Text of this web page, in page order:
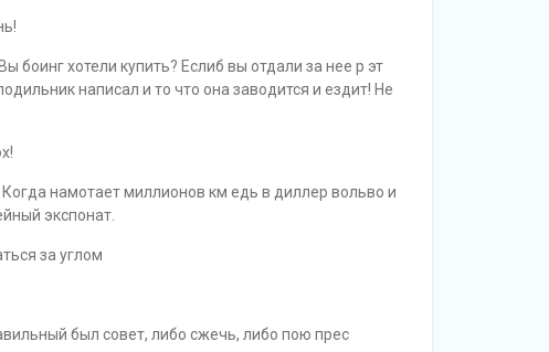
боинг хотели купить? Еслиб вы отдали за нее р эт
написал и то что она заводится и ездит! Не
намотает миллионов км едь в диллер вольво и
экспонат.
за углом
был совет, либо сжечь, либо пою прес